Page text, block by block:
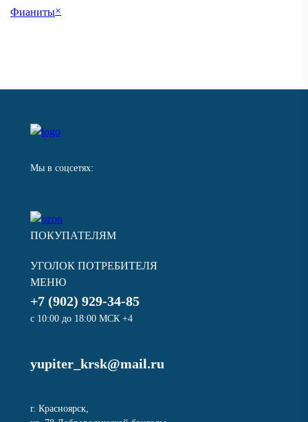
Фианиты×
Мы в соцсетях:
ПОКУПАТЕЛЯМ
УГОЛОК ПОТРЕБИТЕЛЯ
МЕНЮ
+7 (902) 929-34-85
с 10:00 до 18:00 МСК +4
yupiter_krsk@mail.ru
г. Красноярск,